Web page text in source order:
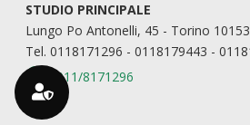
STUDIO PRINCIPALE
Lungo Po Antonelli, 45 - Torino 10153
Tel. 0118171296 - 0118179443 -